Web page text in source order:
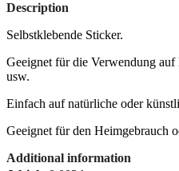
Description
Selbstklebende Sticker.
Geeignet für die Verwendung
usw.
Einfach auf natürliche oder
Geeignet für den Heimgebrauch
Additional information